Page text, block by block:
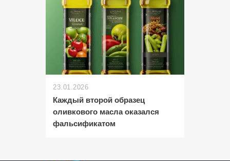
23.01.2026
Каждый второй образец
оливкового масла оказался
фальсификатом